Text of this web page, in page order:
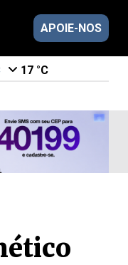
APOIE-NOS
17 °C